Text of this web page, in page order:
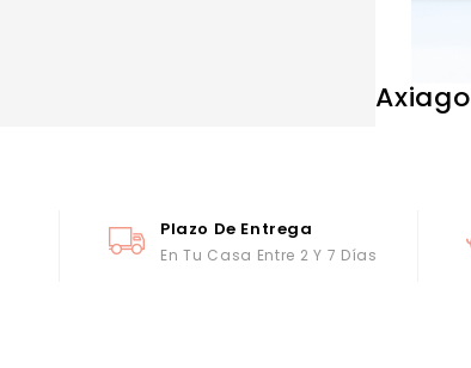
Plazo De Entrega
En Tu Casa Entre 2 Y 7 Días